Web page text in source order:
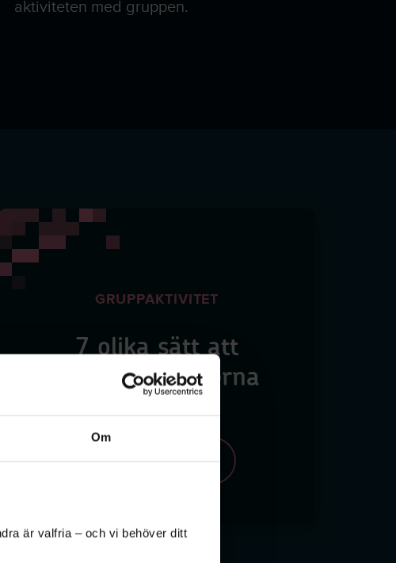
Om
är valfria – och vi behöver ditt
aktiviteten med gruppen.
GRUPPAKTIVITET
7 olika sätt att
hantera gränserna
Till aktivitet